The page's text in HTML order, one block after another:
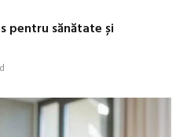
pentru sănătate și